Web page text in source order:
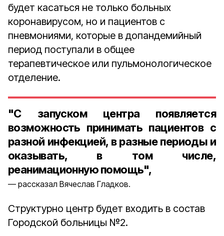
будет касаться не только больных
коронавирусом, но и пациентов с
пневмониями, которые в допандемийный
период поступали в общее
терапевтическое или пульмонологическое
отделение.
"С запуском центра появляется
возможность принимать пациентов с
разной инфекцией, в разные периоды и
оказывать, в том числе,
реанимационную помощь",
рассказал Вячеслав Гладков.
Структурно центр будет входить в состав
Городской больницы №2.